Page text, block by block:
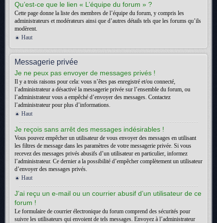
Qu’est-ce que le lien « L’équipe du forum » ?
Cette page donne la liste des membres de l’équipe du forum, y compris les
administrateurs et modérateurs ainsi que d’autres détails tels que les forums qu’ils
modèrent.
Haut
Messagerie privée
Je ne peux pas envoyer de messages privés !
Il y a trois raisons pour cela: vous n’êtes pas enregistré et/ou connecté,
l’administrateur a désactivé la messagerie privée sur l’ensemble du forum, ou
l’administrateur vous a empêché d’envoyer des messages. Contactez
l’administrateur pour plus d’informations.
Haut
Je reçois sans arrêt des messages indésirables !
Vous pouvez empêcher un utilisateur de vous envoyer des messages en utilisant
les filtres de message dans les paramètres de votre messagerie privée. Si vous
recevez des messages privés abusifs d’un utilisateur en particulier, informez
l’administrateur. Ce dernier a la possibilité d’empêcher complètement un utilisateur
d’envoyer des messages privés.
Haut
J’ai reçu un e-mail ou un courrier abusif d’un utilisateur de ce
forum !
Le formulaire de courrier électronique du forum comprend des sécurités pour
suivre les utilisateurs qui envoient de tels messages. Envoyez à l’administrateur